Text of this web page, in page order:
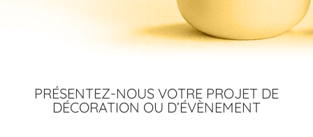
PRÉSENTEZ-NOUS VOTRE PROJET DE
DÉCORATION OU D’ÉVÈNEMENT